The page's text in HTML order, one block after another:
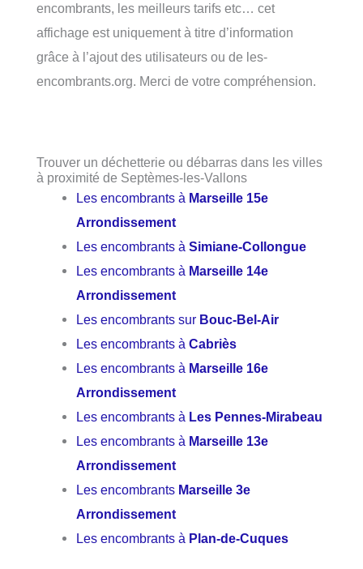
encombrants, les meilleurs tarifs etc… cet
affichage est uniquement à titre d’information
grâce à l’ajout des utilisateurs ou de les-
encombrants.org. Merci de votre compréhension.
Trouver un déchetterie ou débarras dans les villes
à proximité de Septèmes-les-Vallons
Les encombrants à Marseille 15e
Arrondissement
Les encombrants àSimiane-Collongue
Les encombrants à Marseille 14e
Arrondissement
Les encombrants sur Bouc-Bel-Air
Les encombrants àCabriès
Les encombrants à Marseille 16e
Arrondissement
Les encombrants à Les Pennes-Mirabeau
Les encombrants à Marseille 13e
Arrondissement
Les encombrants Marseille 3e
Arrondissement
Les encombrants à Plan-de-Cuques